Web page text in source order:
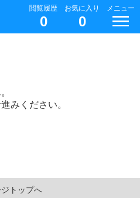
閲覧履歴
0
お気に入り
0
メニュー
みください。
トップへ